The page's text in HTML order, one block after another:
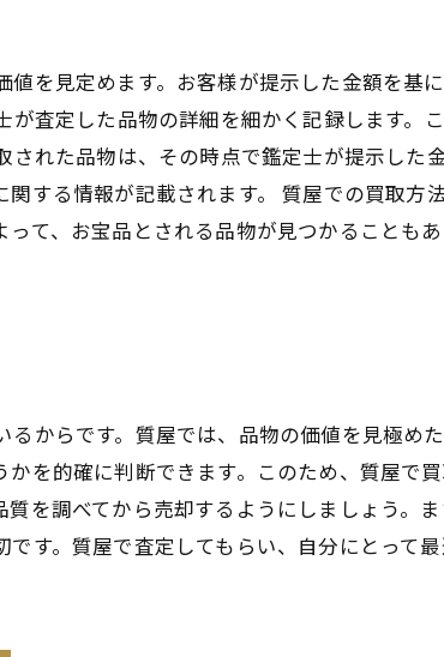
を見定めます。お客様が提示した金額を基
査定した品物の詳細を細かく記録します。
れた品物は、その時点で鑑定士が提示した
する情報が記載されます。 質屋での買取方
て、お宝品とされる品物が見つかることも
からです。質屋では、品物の価値を見極め
を的確に判断できます。このため、質屋で
を調べてから売却するようにしましょう。
す。質屋で査定してもらい、自分にとって